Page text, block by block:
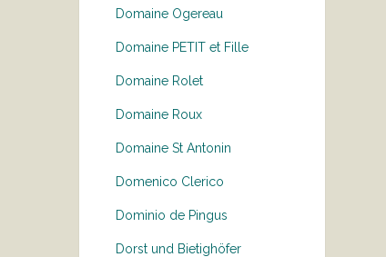
Domaine Ogereau
Domaine PETIT et Fille
Domaine Rolet
Domaine Roux
Domaine St Antonin
Domenico Clerico
Dominio de Pingus
Dorst und Bietighöfer